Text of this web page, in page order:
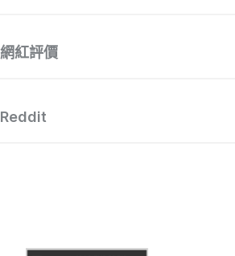
“Surfshark 是一款精心製作且功能
網紅評價
Reddit